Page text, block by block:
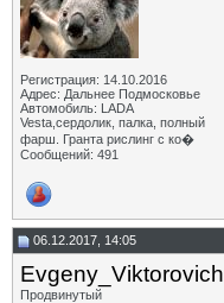
Регистрация: 14.10.2016
Адрес: Дальнее Подмосковье
Автомобиль: LADA
Vesta,сердолик, палка, полный
фарш. Гранта рислинг с ко�
Сообщений: 491
06.12.2017, 14:05
Evgeny_Viktorovich
Продвинутый